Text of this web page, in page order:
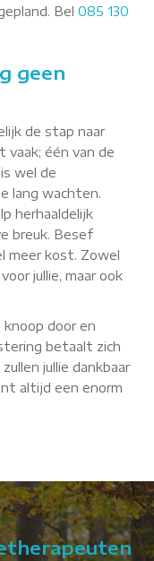
Bel 085 130
geen
de stap naar
één van de
wel de
lang wachten.
herhaaldelijk
breuk. Besef
meer kost. Zowel
jullie, maar ook
knoop door en
betaalt zich
jullie dankbaar
altijd een enorm